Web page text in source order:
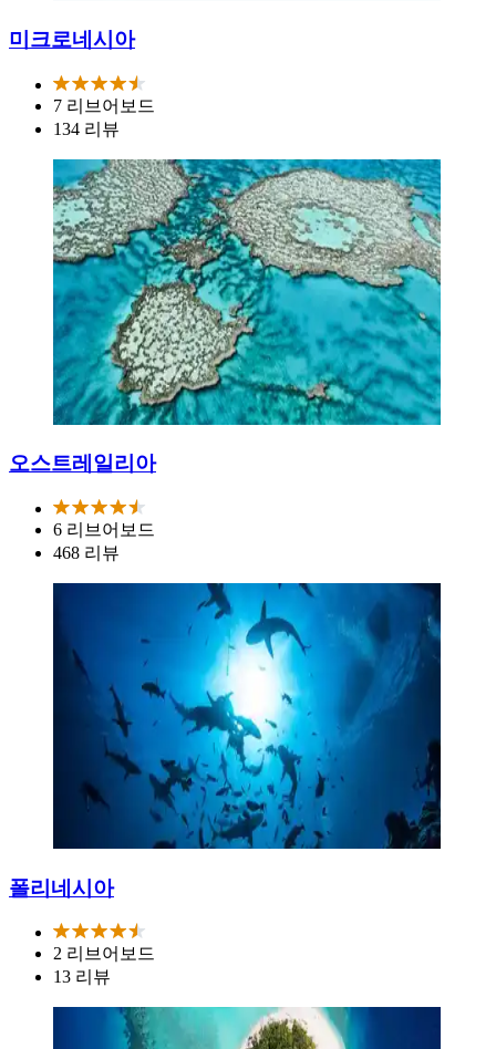
미크로네시아
7 리브어보드
134 리뷰
오스트레일리아
6 리브어보드
468 리뷰
폴리네시아
2 리브어보드
13 리뷰